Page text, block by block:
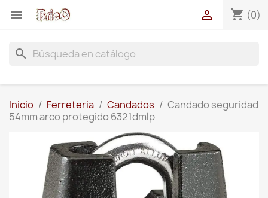
 shopping_cart (0)

search
Inicio Ferreteria Candados
Candado seguridad
54mm arco protegido 6321dmlp